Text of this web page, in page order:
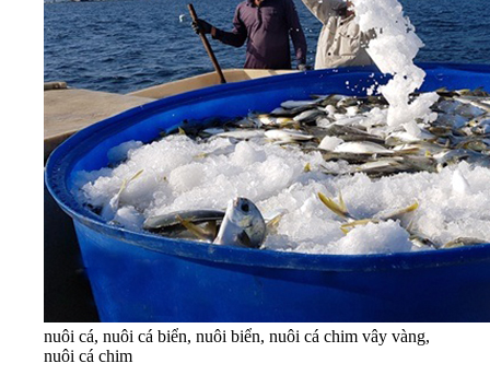
nuôi cá, nuôi cá biển, nuôi biển, nuôi cá chim vây vàng,
nuôi cá chim